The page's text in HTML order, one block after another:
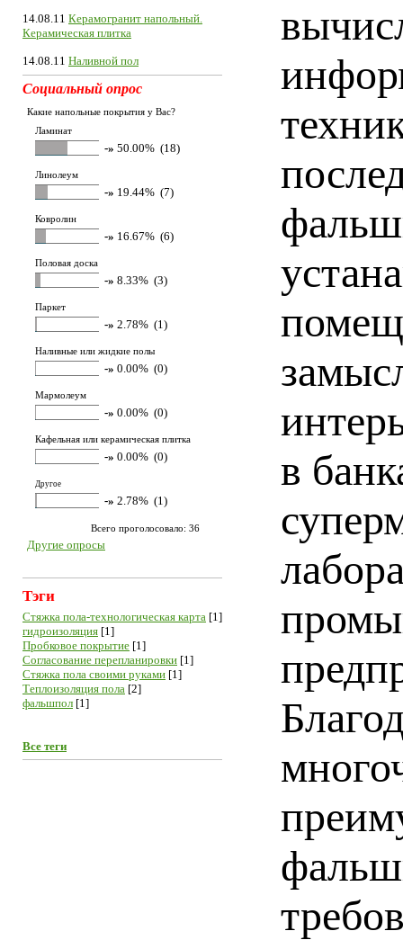
14.08.11 Керамогранит напольный.
Керамическая плитка
14.08.11 Наливной пол
Социальный опрос
Какие напольные покрытия у Вас?
Ламинат
-» 50.00% (18)
Линолеум
-» 19.44% (7)
Ковролин
-» 16.67% (6)
Половая доска
-» 8.33% (3)
Паркет
-» 2.78% (1)
Наливные или жидкие полы
-» 0.00% (0)
Мармолеум
-» 0.00% (0)
Кафельная или керамическая плитка
-» 0.00% (0)
Другое
-» 2.78% (1)
Всего проголосовало: 36
Другие опросы
Тэги
Cтяжка пола-технологическая карта [1]
гидроизоляция [1]
Пробковое покрытие [1]
Согласование перепланировки [1]
Стяжка пола своими руками [1]
Теплоизоляция пола [2]
фальшпол [1]
Все теги
в